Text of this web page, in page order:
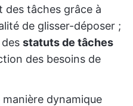
des tâches grâce à
de glisser-déposer ;
statuts de tâches
des besoins de
dynamique